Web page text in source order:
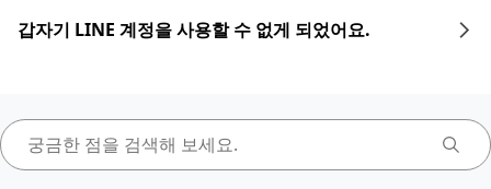
갑자기 LINE 계정을 사용할 수 없게 되었어요.